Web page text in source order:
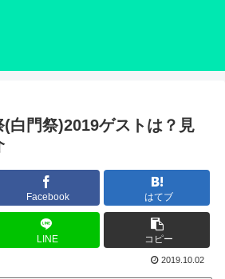
白門祭)2019ゲストは？見
Facebook はてブ
LINE コピー
2019.10.02